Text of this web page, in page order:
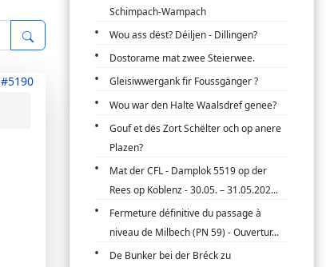
#5190
Schimpach-Wampach
Wou ass dëst? Déiljen - Dillingen?
Dostorame mat zwee Steierwee.
Gleisiwwergank fir Foussgänger ?
Wou war den Halte Waalsdref genee?
Gouf et dës Zort Schëlter och op anere
Plazen?
Mat der CFL - Damplok 5519 op der
Rees op Koblenz - 30.05. – 31.05.202...
Fermeture définitive du passage à
niveau de Milbech (PN 59) - Ouvertur...
De Bunker bei der Bréck zu